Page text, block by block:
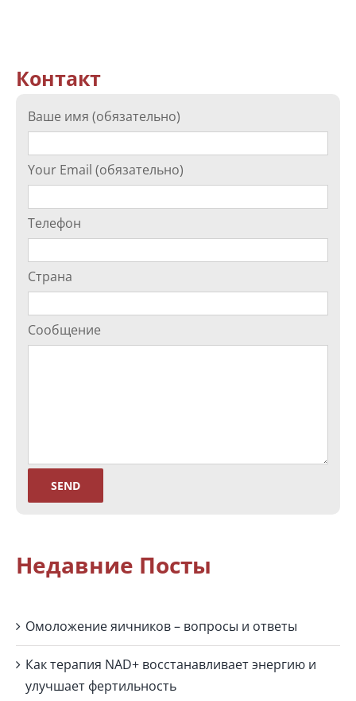
Контакт
Ваше имя (обязательно)
Your Email (обязательно)
Телефон
Страна
Сообщение
Недавние Посты
Омоложение яичников – вопросы и ответы
Как терапия NAD+ восстанавливает энергию и
улучшает фертильность